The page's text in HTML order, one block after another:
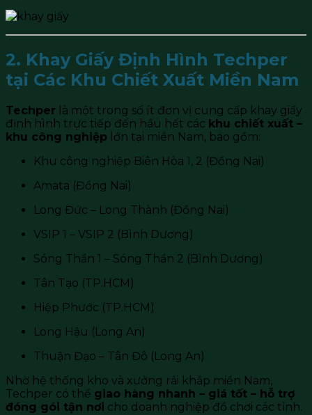
2. Khay Giấy Định Hình Techper
tại Các Khu Chiết Xuất Miền Nam
Techper là một trong số ít đơn vị cung cấp khay giấy
định hình trực tiếp đến hầu hết các khu chiết xuất –
khu công nghiệp lớn tại miền Nam, bao gồm:
Khu công nghiệp Biên Hòa 1, 2 (Đồng Nai)
Amata (Đồng Nai)
Long Đức – Long Thành (Đồng Nai)
VSIP 1 – VSIP 2 (Bình Dương)
Sóng Thần 1 – Sóng Thần 2 (Bình Dương)
Tân Tạo (TP.HCM)
Hiệp Phước (TP.HCM)
Long Hậu (Long An)
Thuận Đạo – Tân Đô (Long An)
Nhờ hệ thống kho và xưởng rải khắp miền Nam,
Techper có thể giao hàng nhanh – giá tốt – hỗ trợ
đóng gói tận nơi cho doanh nghiệp đồ chơi các tỉnh.